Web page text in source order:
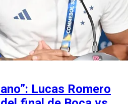
Lucas Romero